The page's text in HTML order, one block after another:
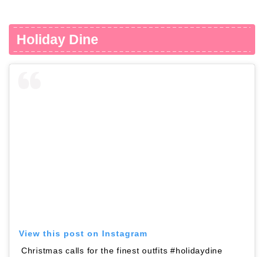
Holiday Dine
View this post on Instagram
Christmas calls for the finest outfits #holidaydine